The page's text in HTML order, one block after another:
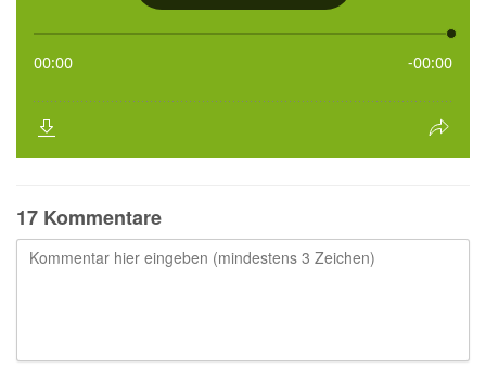
17 Kommentare